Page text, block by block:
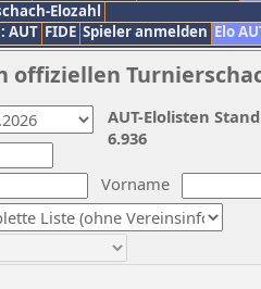
Elozahl
AUT FIDE Spieler anmelden Elo
Vorname
AUT-Elolisten
6.936